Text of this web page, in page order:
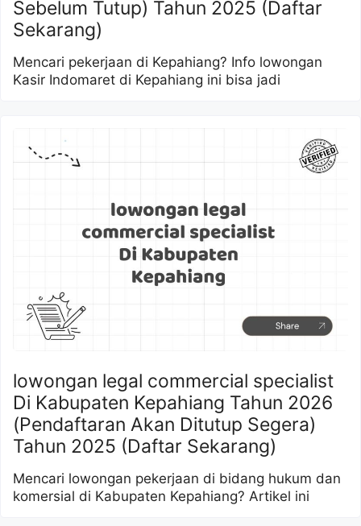
Sebelum Tutup) Tahun 2025 (Daftar
Sekarang)
Mencari pekerjaan di Kepahiang? Info lowongan
Kasir Indomaret di Kepahiang ini bisa jadi
lowongan legal commercial specialist
Di Kabupaten Kepahiang Tahun 2026
(Pendaftaran Akan Ditutup Segera)
Tahun 2025 (Daftar Sekarang)
Mencari lowongan pekerjaan di bidang hukum dan
komersial di Kabupaten Kepahiang? Artikel ini